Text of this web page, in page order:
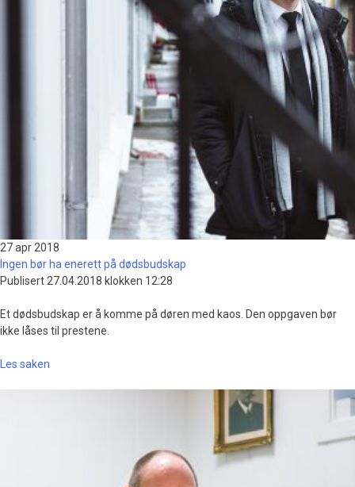
27 apr 2018
Ingen bør ha enerett på dødsbudskap
Publisert 27.04.2018 klokken 12:28
Et dødsbudskap er å komme på døren med kaos. Den oppgaven bør
ikke låses til prestene.
Les saken